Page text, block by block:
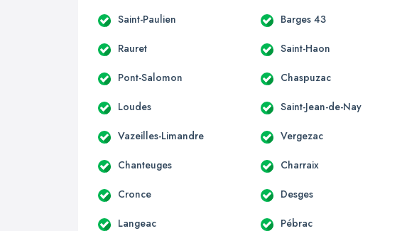
Saint-Paulien Barges 43
Rauret Saint-Haon
Pont-Salomon Chaspuzac
Loudes Saint-Jean-de-Nay
Vazeilles-Limandre Vergezac
Chanteuges Charraix
Cronce Desges
Langeac Pébrac